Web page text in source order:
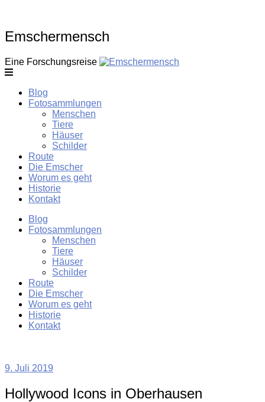
content
Emschermensch
Eine Forschungsreise
Blog
Fotosammlungen
Menschen
Tiere
Häuser
Schilder
Route
Die Emscher
Worum es geht
Historie
Kontakt
Blog
Fotosammlungen
Menschen
Tiere
Häuser
Schilder
Route
Die Emscher
Worum es geht
Historie
Kontakt
9. Juli 2019
Hollywood Icons in Oberhausen